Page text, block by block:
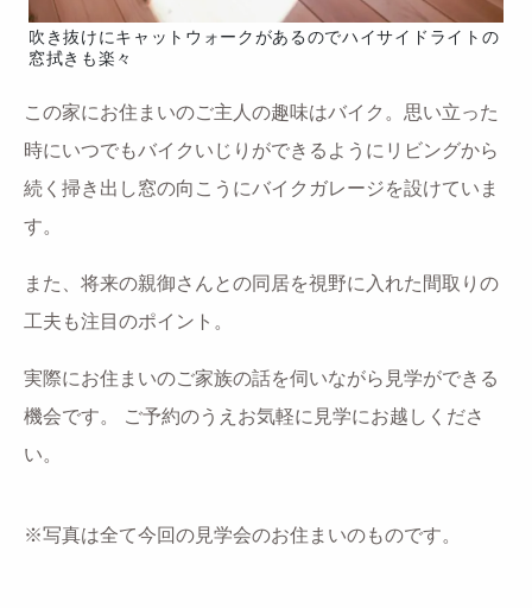
吹き抜けにキャットウォークがあるのでハイサイドライトの
窓拭きも楽々
この家にお住まいのご主人の趣味はバイク。 思い立った
時にいつでもバイクいじりができるように リビングから
続く掃き出し窓の向こうにバイクガレージを設けていま
す。
また、将来の親御さんとの同居を視野に入れた 間取りの
工夫も注目のポイント。
実際にお住まいのご家族の話を伺いながら見学ができる
機会です。
ご予約のうえお気軽に見学にお越しくださ
い。
※写真は全て今回の見学会のお住まいのものです。